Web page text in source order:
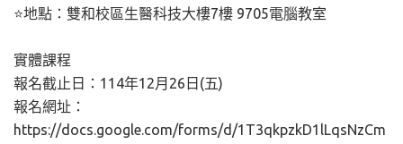
⭐️地點：雙和校區生醫科技大樓7樓 9705電腦教室
實體課程
報名截止日：114年12月26日(五)
報名網址：
https://docs.google.com/forms/d/1T3qkpzkD1lLqsNzCm